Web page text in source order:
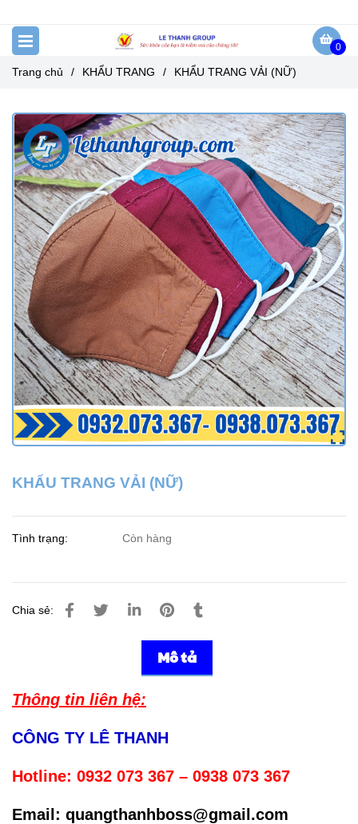
0
Trang chủ / KHẨU TRANG / KHẨU TRANG VẢI (NỮ)
KHẨU TRANG VẢI (NỮ)
Tình trạng: Còn hàng
Chia sẻ:
Mô tả
Thông tin liên hệ:
CÔNG TY LÊ THANH
Hotline: 0932 073 367 – 0938 073 367
Email: quangthanhboss@gmail.com